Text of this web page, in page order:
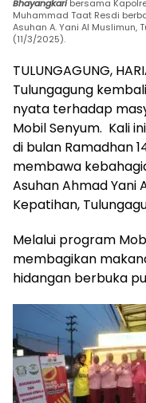
Bhayangkaribersama
Muhammad Taat Resdi
Asuhan A. Yani Al Muslimun,
(11/3/2025).
TULUNGAGUNG,
Tulungagung
nyata terhadap
Mobil Senyum. Kali
di bulan Ramadhan
membawa
Asuhan Ahmad Yani
Kepatihan,
Melalui program
membagikan
hidangan berbuka